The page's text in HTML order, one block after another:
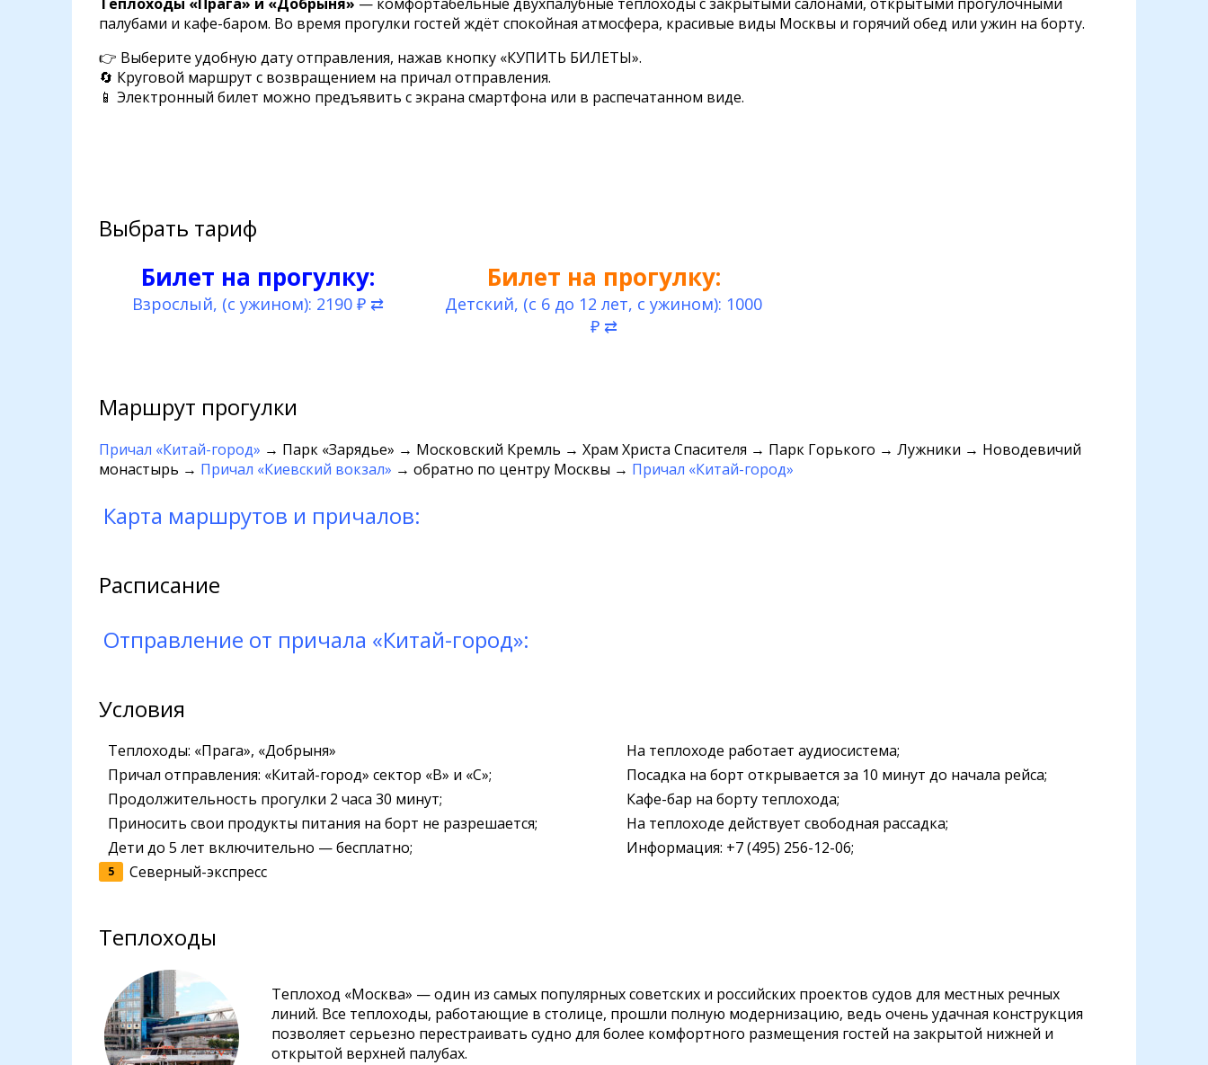
палубами и кафе-баром. Во время прогулки гостей ждёт спокойная атмосфера, красивые виды Москвы и горячий обед или ужин на борту.
👉 Выберите удобную дату отправления, нажав кнопку «КУПИТЬ БИЛЕТЫ».
🔄 Круговой маршрут с возвращением на причал отправления.
📱 Электронный билет можно предъявить с экрана смартфона или в распечатанном виде.
Выбрать тариф
Билет на прогулку:
Взрослый, (с ужином): 2190 ₽ ⇄
Билет на прогулку:
Детский, (с 6 до 12 лет, с ужином): 1000
₽ ⇄
Маршрут прогулки
Причал «Китай-город» → Парк «Зарядье» → Московский Кремль → Храм Христа Спасителя → Парк Горького → Лужники → Новодевичий
монастырь → Причал «Киевский вокзал» → обратно по центру Москвы → Причал «Китай-город»
Карта маршрутов и причалов:
Расписание
Отправление от причала «Китай-город»:
Условия
Теплоходы: «Прага», «Добрыня»
На теплоходе работает аудиосистема;
Причал отправления: «Китай-город» сектор «B» и «С»;
Посадка на борт открывается за 10 минут до начала рейса;
Продолжительность прогулки 2 часа 30 минут;
Кафе-бар на борту теплохода;
Приносить свои продукты питания на борт не разрешается;
На теплоходе действует свободная рассадка;
Дети до 5 лет включительно — бесплатно;
Информация: +7 (495) 256-12-06;
5 Северный-экспресс
Теплоходы
Теплоход «Москва» — один из самых популярных советских и российских проектов судов для местных речных
линий. Все теплоходы, работающие в столице, прошли полную модернизацию, ведь очень удачная конструкция
позволяет серьезно перестраивать судно для более комфортного размещения гостей на закрытой нижней и
открытой верхней палубах.